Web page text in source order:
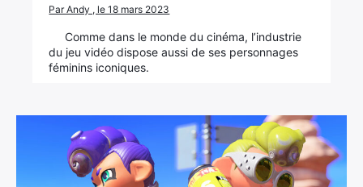
Par Andy , le 18 mars 2023
Comme dans le monde du cinéma, l’industrie
du jeu vidéo dispose aussi de ses personnages
féminins iconiques.